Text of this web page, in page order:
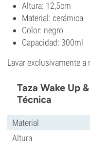
Altura: 12,5cm
Material: cerámica
Color: negro
Capacidad: 300ml
Lavar exclusivamente a
Taza Wake Up
Técnica
Material
Altura